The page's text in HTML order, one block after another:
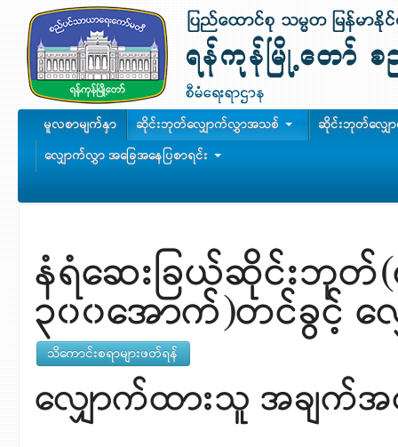
မူလစာမျက်နှာ ဆိုင်းဘုတ်လျှောက်လွှာအသစ်
ဆိုင်းဘုတ်လျှေ
လျှောက်လွှာ အခြေအနေပြစာရင်း
နံရံဆေးခြယ်ဆိုင်းဘုတ်(
၃၀၀အောက်)တင်ခွင့် လျှ
လျှောက်ထားသူ အချ